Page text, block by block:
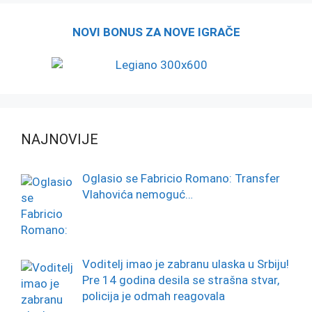
NOVI BONUS ZA NOVE IGRAČE
NAJNOVIJE
Oglasio se Fabricio Romano: Transfer
Vlahovića nemoguć…
Voditelj imao je zabranu ulaska u Srbiju!
Pre 14 godina desila se strašna stvar,
policija je odmah reagovala